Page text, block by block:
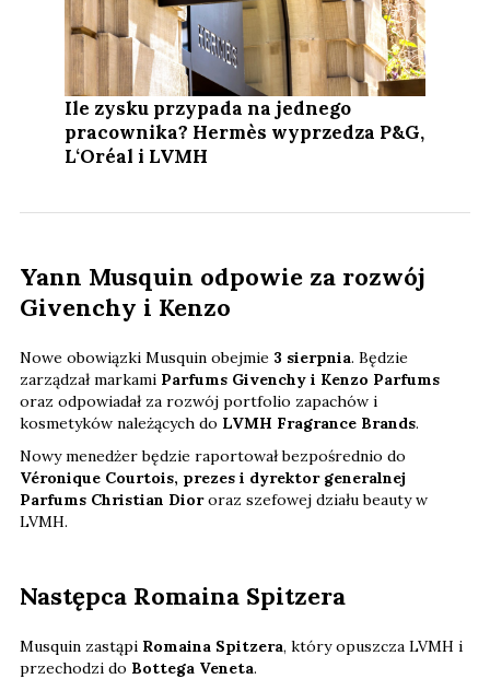
Ile zysku przypada na jednego
pracownika? Hermès wyprzedza P&G,
L‘Oréal i LVMH
Yann Musquin odpowie za rozwój
Givenchy i Kenzo
Nowe obowiązki Musquin obejmie 3 sierpnia. Będzie
zarządzał markami Parfums Givenchy i Kenzo Parfums
oraz odpowiadał za rozwój portfolio zapachów i
kosmetyków należących do LVMH Fragrance Brands.
Nowy menedżer będzie raportował bezpośrednio do
Véronique Courtois, prezes i dyrektor generalnej
Parfums Christian Diororaz szefowej działu beauty w
LVMH.
Następca Romaina Spitzera
Musquin zastąpi Romaina Spitzera, który opuszcza LVMH i
przechodzi do Bottega Veneta.